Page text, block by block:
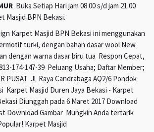
Buka Setiap Hari jam 08 00 s/d jam 21 00
Masjid BPN Bekasi.
Karpet Masjid BPN Bekasi ini menggunakan
turki, dengan bahan dasar wool New
dengan warna dasar biru tua Respon Cepat,
174-147-39 Peluang Usaha; Daftar Member;
PUSAT Jl Raya Candrabaga AQ2/6 Pondok
Karpet Masjid Duren Jaya Bekasi - Karpet
Diunggah pada 6 Maret 2017 Download
Download Gambar Mungkin Anda tertarik
Karpet Masjid